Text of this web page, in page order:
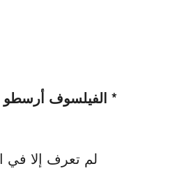
* الفيلسوف أرسطو